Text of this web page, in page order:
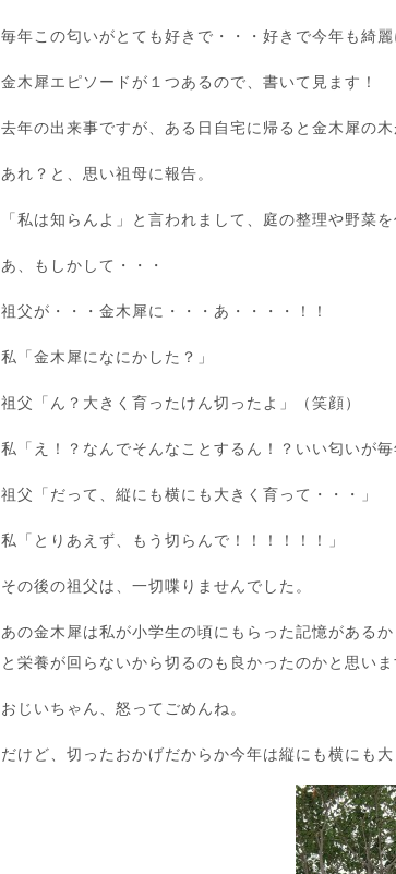
毎年この匂いがとても好きで・・・好きで今年も綺
金木犀エピソードが１つあるので、書いて見ます！
去年の出来事ですが、ある日自宅に帰ると金木犀の
あれ？と、思い祖母に報告。
「私は知らんよ」と言われまして、庭の整理や野菜を
あ、もしかして・・・
祖父が・・・金木犀に・・・あ・・・・！！
私「金木犀になにかした？」
祖父「ん？大きく育ったけん切ったよ」（笑顔）
私「え！？なんでそんなことするん！？いい匂いが
祖父「だって、縦にも横にも大きく育って・・・」
私「とりあえず、もう切らんで！！！！！！」
その後の祖父は、一切喋りませんでした。
あの金木犀は私が小学生の頃にもらった記憶がある
と栄養が回らないから切るのも良かったのかと思い
おじいちゃん、怒ってごめんね。
だけど、切ったおかげだからか今年は縦にも横にも